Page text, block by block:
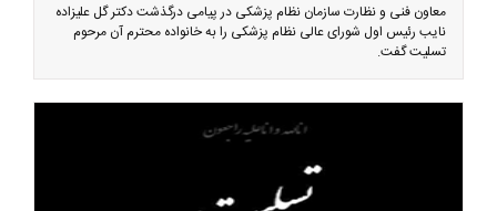
معاون فنی و نظارت سازمان نظام پزشکی در پیامی درگذشت دکتر گل علیزاده
نایب رئیس اول شورای عالی نظام پزشکی را به خانواده محترم آن مرحوم
تسلیت گفت.